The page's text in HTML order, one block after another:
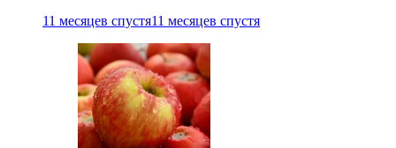
11 месяцев спустя11 месяцев спустя